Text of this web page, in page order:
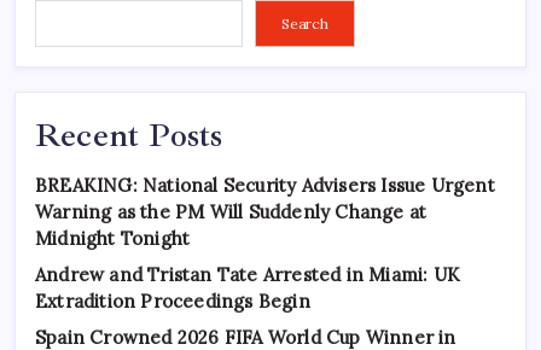
Search
Recent Posts
BREAKING: National Security Advisers Issue Urgent
Warning as the PM Will Suddenly Change at
Midnight Tonight
Andrew and Tristan Tate Arrested in Miami: UK
Extradition Proceedings Begin
Spain Crowned 2026 FIFA World Cup Winner in